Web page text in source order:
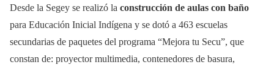
Desde la Segey se realizó la construcción de aulas con baño
para Educación Inicial Indígena y se dotó a 463 escuelas
secundarias de paquetes del programa “Mejora tu Secu”, que
constan de: proyector multimedia, contenedores de basura,